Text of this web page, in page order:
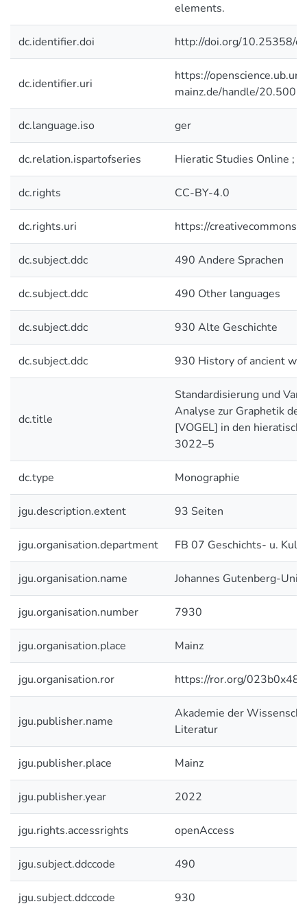
elements.
dc.identifier.doi http://doi.org/10.25358/
dc.identifier.uri
https://
mainz.de/handle/
dc.language.iso ger
dc.relation.ispartofseries Hieratic Studies Online ; 3
dc.rights CC-BY-4.0
dc.rights.uri https://
dc.subject.ddc 490 Andere Sprachen
dc.subject.ddc 490 Other languages
dc.subject.ddc 930 Alte Geschichte
dc.subject.ddc 930 History of ancient
dc.title
Standardisierung und
Analyse zur Graphetik
[VOGEL] in den
3022–5
dc.type Monographie
jgu.description.extent 93 Seiten
jgu.organisation.department FB 07 Geschichts- u.
jgu.organisation.name Johannes Gutenberg-
jgu.organisation.number 7930
jgu.organisation.place Mainz
jgu.organisation.ror https://ror.org/023b0x485
jgu.publisher.name
Akademie der
Literatur
jgu.publisher.place Mainz
jgu.publisher.year 2022
jgu.rights.accessrights openAccess
jgu.subject.ddccode 490
jgu.subject.ddccode 930